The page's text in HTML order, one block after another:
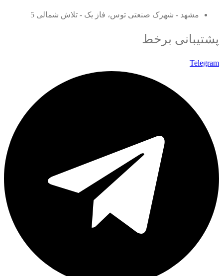
مشهد - شهرک صنعتی توس، فاز یک - تلاش شمالی 5
پشتیبانی برخط
Telegram